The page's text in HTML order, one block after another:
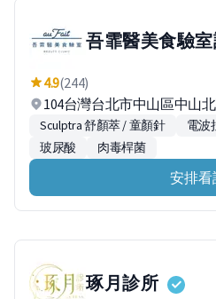
吾霏醫美食驗
4.9(244)
104台灣台北市中山區中山
Sculptra 舒顏萃 / 童顏針 電波
玻尿酸
肉毒桿菌
安排看
琢月診所